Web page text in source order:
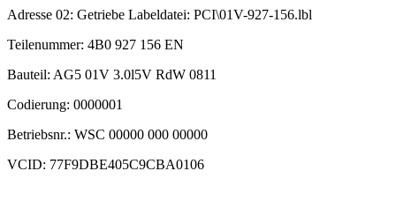
Adresse 02: Getriebe Labeldatei: PCI\01V-927-156.lbl
Teilenummer: 4B0 927 156 EN
Bauteil: AG5 01V 3.0l5V RdW 0811
Codierung: 0000001
Betriebsnr.: WSC 00000 000 00000
VCID: 77F9DBE405C9CBA0106